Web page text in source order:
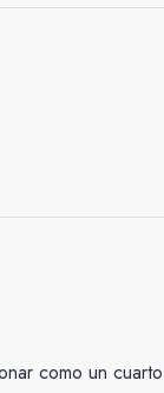
como un